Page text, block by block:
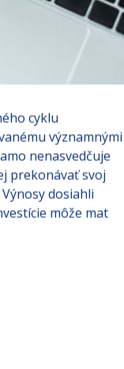
cyklu
významnými
nenasvedčuje
prekonávať svoj
dosiahli
môže mat
o zamestnanosti
Spojených...